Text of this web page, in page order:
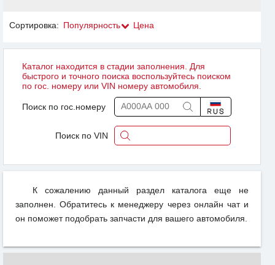
Сортировка: Популярность Цена
Каталог находится в стадии заполнения. Для
быстрого и точного поиска воспользуйтесь поиском
по гос. номеру или VIN номеру автомобиля.
Поиск по гос.номеру
Поиск по VIN
К сожалению данный раздел каталога еще не
заполнен. Обратитесь к менеджеру через онлайн чат и
он поможет подобрать запчасти для вашего автомобиля.